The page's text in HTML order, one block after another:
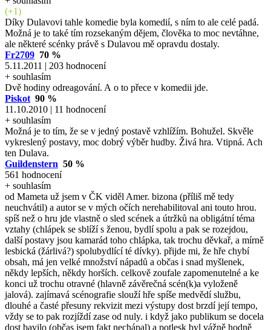
(+1)
Díky Dulavovi tahle komedie byla komedií, s ním to ale celé padá.
Možná je to také tím rozsekaným dějem, člověka to moc nevtáhne,
ale některé scénky právě s Dulavou mě opravdu dostaly.
Fr2709 70 %
5.11.2011 | 203 hodnocení
+ souhlasím
Dvě hodiny odreagování. A o to přece v komedii jde.
Piskot 90 %
11.10.2010 | 11 hodnocení
+ souhlasím
Možná je to tím, že se v jedný postavě vzhlížím. Bohužel. Skvěle
vykreslený postavy, moc dobrý výběr hudby. Živá hra. Vtipná. Ach
ten Dulava.
Guildenstern 50 %
561 hodnocení
+ souhlasím
od Mameta už jsem v ČK viděl Amer. bizona (příliš mě tedy
neuchvátil) a autor se v mých očích nerehabilitoval ani touto hrou.
spíš než o hru jde vlastně o sled scének a útržků na obligátní téma
vztahy (chlápek se sblíží s ženou, bydlí spolu a pak se rozejdou,
další postavy jsou kamarád toho chlápka, tak trochu děvkař, a mírně
lesbická (žárlivá?) spolubydlící té dívky). přijde mi, že hře chybí
obsah, má jen velké množství nápadů a občas i snad myšlenek,
někdy lepších, někdy horších. celkově zoufale zapomenutelné a ke
konci už trochu otravné (hlavně závěrečná scén(k)a vyloženě
jalová). zajímavá scénografie slouží hře spíše medvědí službu,
dlouhé a časté přesuny rekvizit mezi výstupy dost brzdí její tempo,
vždy se to pak rozjíždí zase od nuly. i když jako publikum se docela
dost bavilo (občas jsem fakt nechápal) a potlesk byl vážně hodně